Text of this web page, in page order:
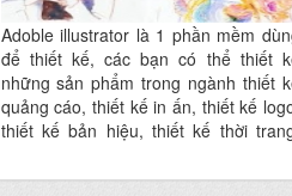
Adoble illustrator là 1 phần mềm
để thiết kế, các bạn có thể thiết
những sản phẩm trong ngành thiết
quảng cáo, thiết kế in ấn, thiết kế
thiết kế bản hiệu, thiết kế thời